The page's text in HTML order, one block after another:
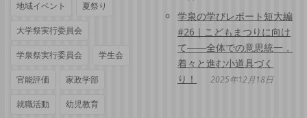
地域イベント 夏祭り
大学祭実行委員会
学泉祭実行委員会 学生会
官能評価 家政学部
就職活動 幼児教育
学泉の学びレポート短大編
#26｜こどもまつりに向け
て――全体での意思統一，
着々と進む小道具づく
り！
2025年12月18日